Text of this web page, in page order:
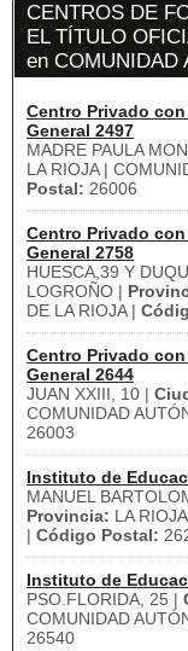
CENTROS DE
EL TÍTULO
en COMUNIDAD
Centro Privado
General 2497
MADRE PAULA
LA RIOJA |
Postal: 26006
Centro Privado
General 2758
HUESCA,39 Y
LOGROÑO |
DE LA RIOJA |
Centro Privado
General 2644
JUAN XXIII, 10 |
COMUNIDAD
26003
Instituto de
MANUEL
Provincia: LA
| Código Postal:
Instituto de
PSO.FLORIDA, 25 |
COMUNIDAD
26540